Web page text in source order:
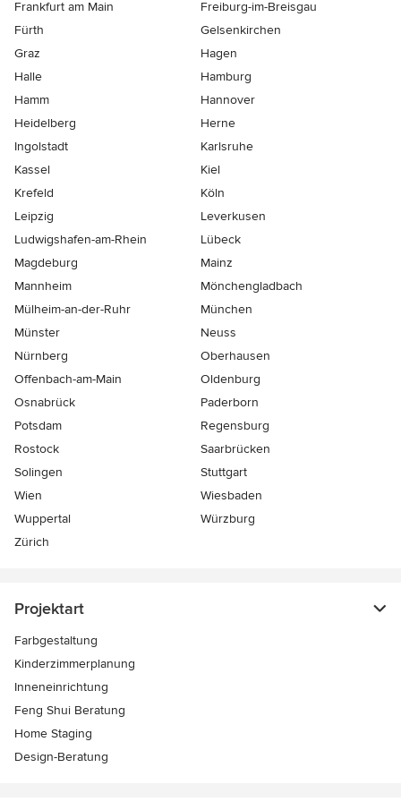
Frankfurt am Main
Freiburg-im-Breisgau
Fürth
Gelsenkirchen
Graz
Hagen
Halle
Hamburg
Hamm
Hannover
Heidelberg
Herne
Ingolstadt
Karlsruhe
Kassel
Kiel
Krefeld
Köln
Leipzig
Leverkusen
Ludwigshafen-am-Rhein
Lübeck
Magdeburg
Mainz
Mannheim
Mönchen­gladbach
Mülheim-an-der-Ruhr
München
Münster
Neuss
Nürnberg
Oberhausen
Offenbach-am-Main
Oldenburg
Osnabrück
Paderborn
Potsdam
Regensburg
Rostock
Saarbrücken
Solingen
Stuttgart
Wien
Wiesbaden
Wuppertal
Würzburg
Zürich
Projektart
Farbgestaltung
Kinderzimmerplanung
Inneneinrichtung
Feng Shui Beratung
Home Staging
Design-Beratung